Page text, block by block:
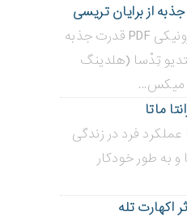
کتاب صوتی و کتاب الکترونیکی PDF قدرت جذبه
تِدْسا (هلدینگ
میکس...
ماتا
عملکرد فرد در زندگی
به طور خودکار
اکهارت تله